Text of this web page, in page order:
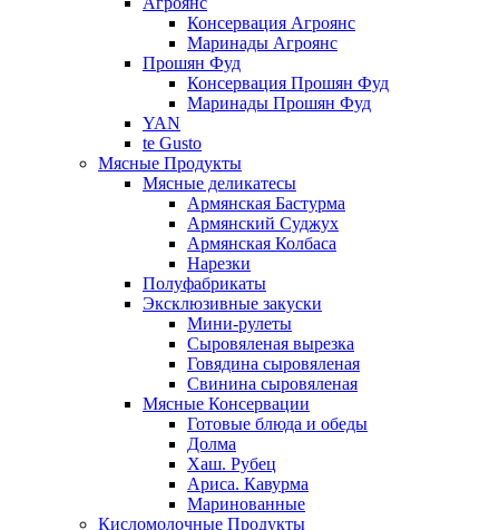
Консервация Агроянс
Маринады Агроянс
Прошян Фуд
Консервация Прошян Фуд
Маринады Прошян Фуд
YAN
te Gusto
Мясные Продукты
Мясные деликатесы
Армянская Бастурма
Армянский Суджух
Армянская Колбаса
Нарезки
Полуфабрикаты
Эксклюзивные закуски
Мини-рулеты
Сыровяленая вырезка
Говядина сыровяленая
Свинина сыровяленая
Мясные Консервации
Готовые блюда и обеды
Долма
Хаш. Рубец
Ариса. Кавурма
Маринованные
Кисломолочные Продукты